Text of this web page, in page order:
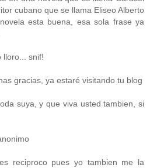
cubano que se llama Eliseo Alberto
esta buena, esa sola frase ya
lloro... snif!
gracias, ya estaré visitando tu blog
suya, y que viva usted tambien, si
reciproco pues yo tambien me la